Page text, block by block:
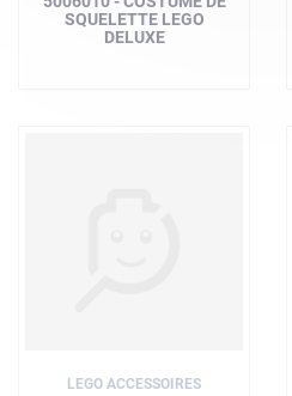
SQUELETTE LEGO
DELUXE
LEGO ACCESSOIRES